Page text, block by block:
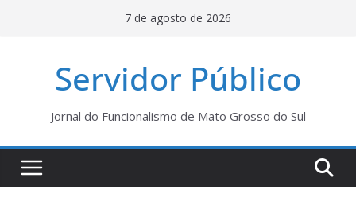
7 de agosto de 2026
Servidor Público
Jornal do Funcionalismo de Mato Grosso do Sul